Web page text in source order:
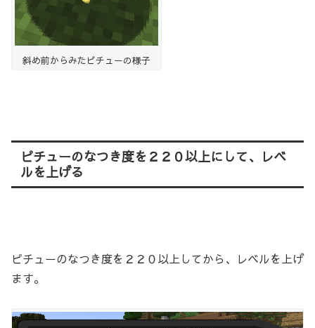
斜め前からみたピチューの様子
ピチューのなつき度を２２０以上にして、レベ
ルを上げる
ピチューのなつき度を２２０以上してから、レベルを上げ
ます。